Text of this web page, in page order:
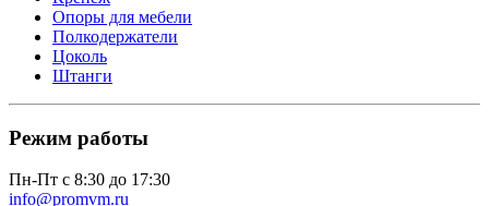
Опоры для мебели
Полкодержатели
Цоколь
Штанги
Режим работы
Пн-Пт с 8:30 до 17:30
info@promvm.ru